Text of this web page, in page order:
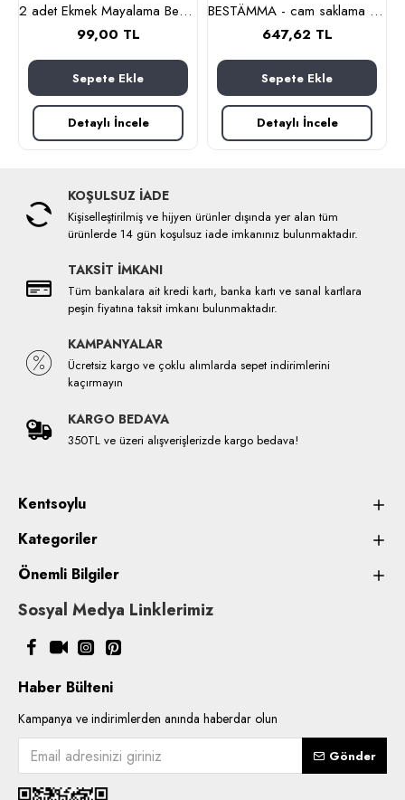
2 adet Ekmek Mayalama Bezi 50x70 cm, %100 Pamuk Amerikan Pasa Bezi
99,00 TL
Sepete Ekle
Detaylı İncele
BESTÄMMA - cam saklama kabı seti (cam)
647,62 TL
Sepete Ekle
Detaylı İncele
KOŞULSUZ İADE
Kişiselleştirilmiş ve hijyen ürünler dışında yer alan tüm
ürünlerde 14 gün koşulsuz iade imkanınız bulunmaktadır.
TAKSİT İMKANI
Tüm bankalara ait kredi kartı, banka kartı ve sanal kartlara
peşin fiyatına taksit imkanı bulunmaktadır.
KAMPANYALAR
Ücretsiz kargo ve çoklu alımlarda sepet indirimlerini
kaçırmayın
KARGO BEDAVA
350TL ve üzeri alışverişlerizde kargo bedava!
Kentsoylu
Kategoriler
Önemli Bilgiler
Sosyal Medya Linklerimiz
Haber Bülteni
Kampanya ve indirimlerden anında haberdar olun
Gönder